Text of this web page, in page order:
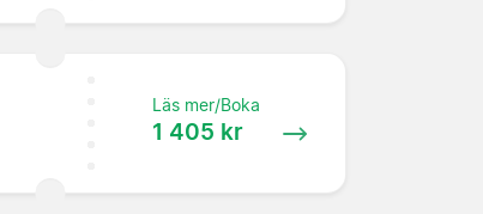
Läs mer/Boka
1 405 kr